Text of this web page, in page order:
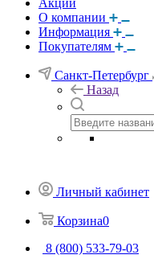
Акции
О компании
Информация
Покупателям
Санкт-Петербург
Назад
Личный кабинет
Корзина0
8 (800) 533-79-03